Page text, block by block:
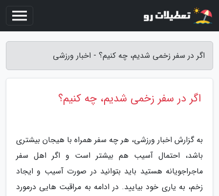
اگر در سفر زخمی شدیم، چه کنیم؟ - اخبار ورزشی
اگر در سفر زخمی شدیم، چه کنیم؟
به گزارش اخبار ورزشی، هر چه سفر همراه با هیجان بیشتری
باشد، احتمال آسیب هم بیشتر است و اگر اهل سفر
ماجراجویانه هستید باید بتوانید در صورت آسیب و ایجاد
زخم، به یاری خود بیایید. در ادامه به مراقبت هایی درمورد